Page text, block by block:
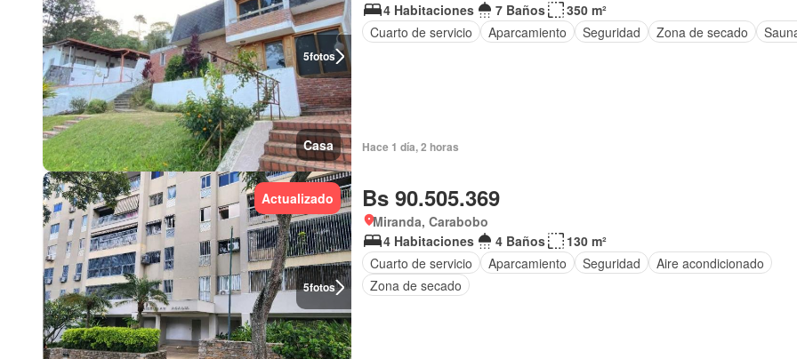
5fotos
Casa
4 Habitaciones
7 Baños
350 m²
Cuarto de servicio
Aparcamiento Seguridad Zona de secado
Hace 1 día, 2 horas
5fotos
Actualizado Bs 90.505.369
Miranda, Carabobo
4 Habitaciones
4 Baños
130 m²
Cuarto de servicio
Aparcamiento Seguridad
Aire acondicionado
Zona de secado